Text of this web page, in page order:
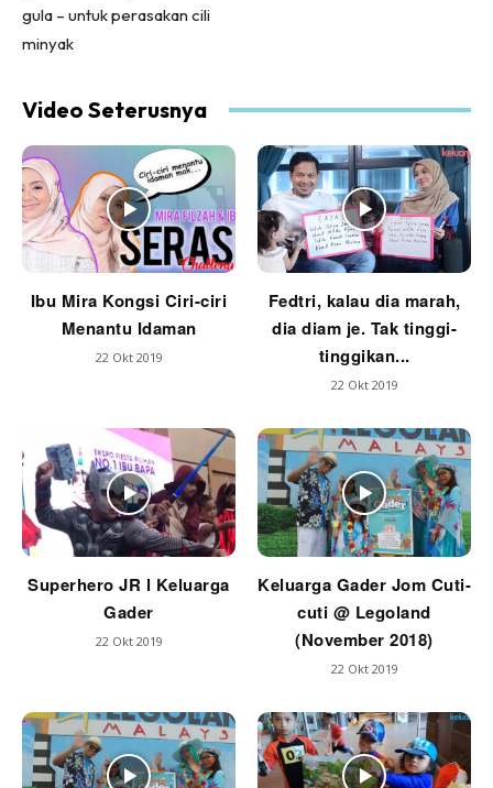
gula – untuk perasakan cili
minyak
Video Seterusnya
Ibu Mira Kongsi Ciri-ciri
Menantu Idaman
22 Okt 2019
Fedtri, kalau dia marah,
dia diam je. Tak tinggi-
tinggikan...
22 Okt 2019
Superhero JR l Keluarga
Gader
22 Okt 2019
Keluarga Gader Jom Cuti-
cuti @ Legoland
(November 2018)
22 Okt 2019